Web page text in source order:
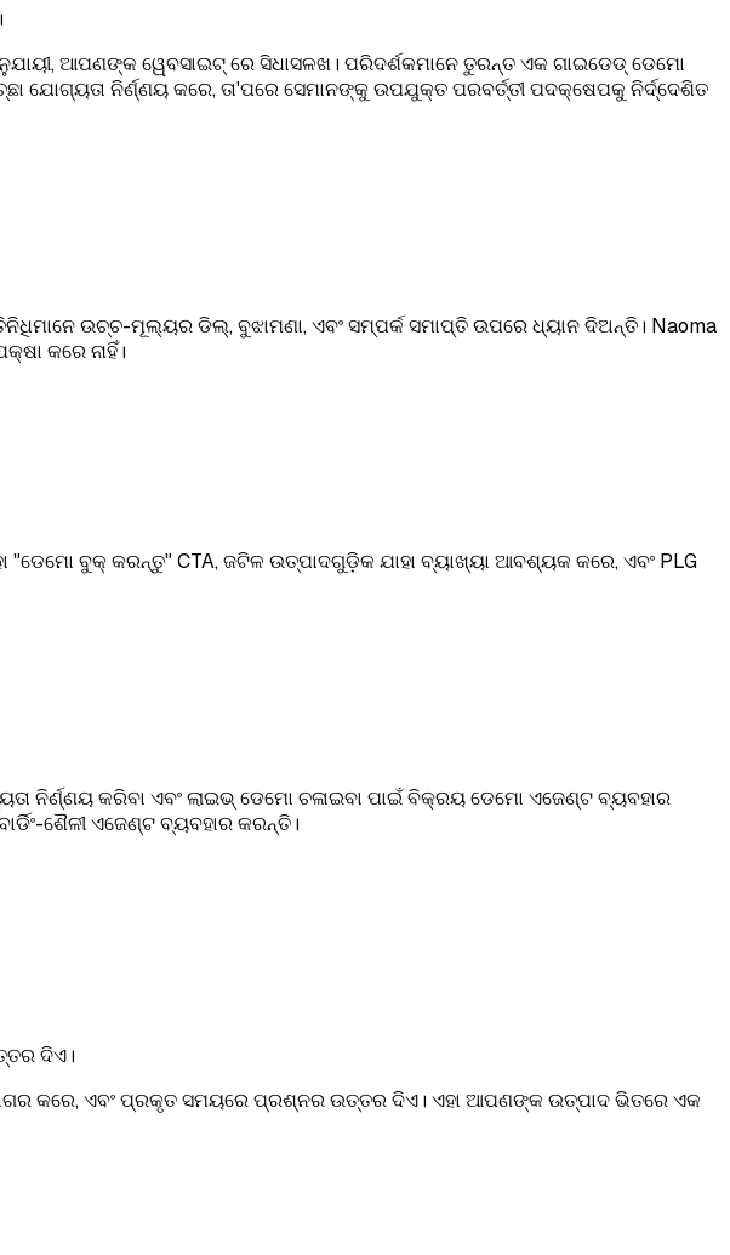
ଆପଣଙ୍କ ୱେବସାଇଟ୍ ରେ ସିଧାସଳଖ। ପରିଦର୍ଶକମାନେ ତୁରନ୍ତ ଏକ ଗାଇଡେଡ୍ ଡେମୋ
ନିର୍ଣ୍ଣୟ କରେ, ତା'ପରେ ସେମାନଙ୍କୁ ଉପଯୁକ୍ତ ପରବର୍ତ୍ତୀ ପଦକ୍ଷେପକୁ ନିର୍ଦ୍ଦେଶିତ
ଉଚ୍ଚ-ମୂଲ୍ୟର ଡିଲ୍, ବୁଝାମଣା, ଏବଂ ସମ୍ପର୍କ ସମାପ୍ତି ଉପରେ ଧ୍ୟାନ ଦିଅନ୍ତି। Naoma
କରେ ନାହିଁ।
"ଡେମୋ ବୁକ୍ କରନ୍ତୁ" CTA, ଜଟିଳ ଉତ୍ପାଦଗୁଡ଼ିକ ଯାହା ବ୍ୟାଖ୍ୟା ଆବଶ୍ୟକ କରେ, ଏବଂ PLG
ନିର୍ଣ୍ଣୟ କରିବା ଏବଂ ଲାଇଭ୍ ଡେମୋ ଚଳାଇବା ପାଇଁ ବିକ୍ରୟ ଡେମୋ ଏଜେଣ୍ଟ ବ୍ୟବହାର
ଶୈଳୀ ଏଜେଣ୍ଟ ବ୍ୟବହାର କରନ୍ତି।
ଦିଏ।
କରେ, ଏବଂ ପ୍ରକୃତ ସମୟରେ ପ୍ରଶ୍ନର ଉତ୍ତର ଦିଏ। ଏହା ଆପଣଙ୍କ ଉତ୍ପାଦ ଭିତରେ ଏକ